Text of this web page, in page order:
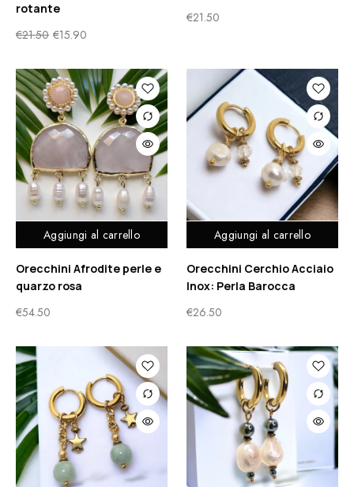
rotante
€21.50 €15.90
€21.50
Aggiungi al carrello
Orecchini Afrodite perle e
quarzo rosa
€54.50
Aggiungi al carrello
Orecchini Cerchio Acciaio
Inox: Perla Barocca
€26.50